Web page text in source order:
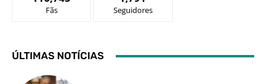
Fãs Seguidores
ÚLTIMAS NOTÍCIAS